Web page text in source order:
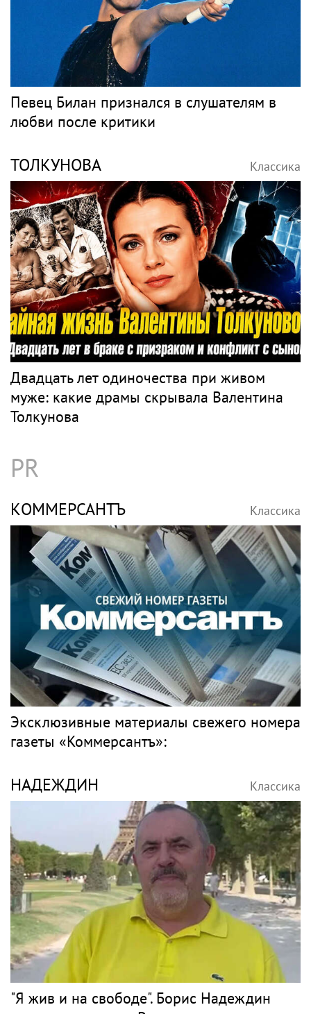
Певец Билан признался в слушателям в
любви после критики
ТОЛКУНОВА Классика
Двадцать лет одиночества при живом
муже: какие драмы скрывала Валентина
Толкунова
PR
КОММЕРСАНТЪ Классика
Эксклюзивные материалы свежего номера
газеты «Коммерсантъ»:
НАДЕЖДИН Классика
"Я жив и на свободе". Борис Надеждин